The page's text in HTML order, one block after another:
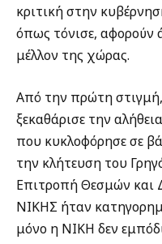
κριτική στην
όπως τόνισε, αφορούν
μέλλον της χώρας.
Από την πρώτη
ξεκαθάρισε την
που κυκλοφόρησε σε
την κλήτευση του
Επιτροπή Θεσμών και
ΝΙΚΗΣ ήταν
μόνο η ΝΙΚΗ δεν